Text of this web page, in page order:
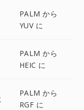
PALM から
YUV に
PALM から
HEIC に
PALM から
RGF に